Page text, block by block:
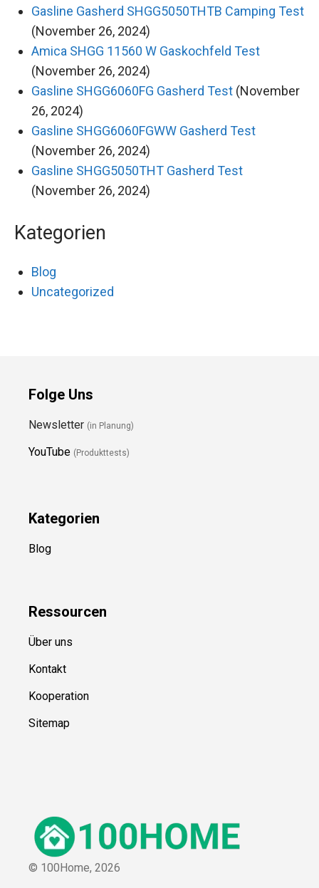
Gasline Gasherd SHGG5050THTB Camping Test
(November 26, 2024)
Amica SHGG 11560 W Gaskochfeld Test
(November 26, 2024)
Gasline SHGG6060FG Gasherd Test (November
26, 2024)
Gasline SHGG6060FGWW Gasherd Test
(November 26, 2024)
Gasline SHGG5050THT Gasherd Test
(November 26, 2024)
Kategorien
Blog
Uncategorized
Folge Uns
Newsletter (in Planung)
YouTube (Produkttests)
Kategorien
Blog
Ressourcen
Über uns
Kontakt
Kooperation
Sitemap
© 100Home, 2026